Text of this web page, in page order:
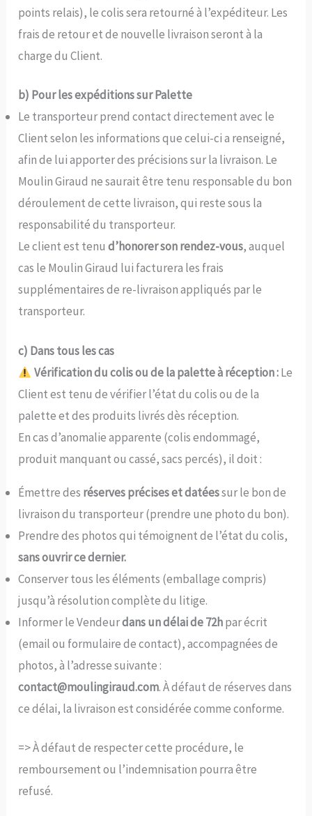
points relais), le colis sera retourné à l’expéditeur. Les
frais de retour et de nouvelle livraison seront à la
charge du Client.
b) Pour les expéditions sur Palette
Le transporteur prend contact directement avec le
Client selon les informations que celui-ci a renseigné,
afin de lui apporter des précisions sur la livraison. Le
Moulin Giraud ne saurait être tenu responsable du bon
déroulement de cette livraison, qui reste sous la
responsabilité du transporteur.
Le client est tenud’honorer son rendez-vous, auquel
cas le Moulin Giraud lui facturera les frais
supplémentaires de re-livraison appliqués par le
transporteur.
c) Dans tous les cas
Vérification du colis ou de la palette à réception :Le
Client est tenu de vérifier l’état du colis ou de la
palette et des produits livrés dès réception.
En cas d’anomalie apparente (colis endommagé,
produit manquant ou cassé, sacs percés), il doit :
Émettre des réserves précises et datéessur le bon de
livraison du transporteur (prendre une photo du bon).
Prendre des photos qui témoignent de l’état du colis,
sans ouvrir ce dernier.
Conserver tous les éléments (emballage compris)
jusqu’à résolution complète du litige.
Informer le Vendeurdans un délai de 72hpar écrit
(email ou formulaire de contact), accompagnées de
photos, à l’adresse suivante :
contact@moulingiraud.com. À défaut de réserves dans
ce délai, la livraison est considérée comme conforme.
=> À défaut de respecter cette procédure, le
remboursement ou l’indemnisation pourra être
refusé.